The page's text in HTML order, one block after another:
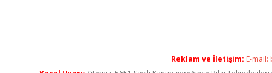
Reklam ve İletişim: E-mail: